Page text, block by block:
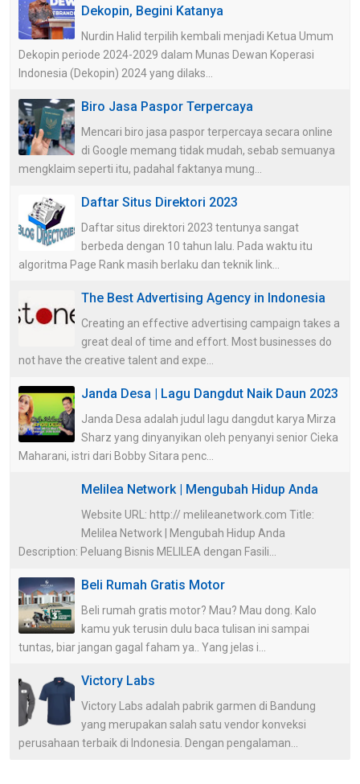
Dekopin, Begini Katanya
Nurdin Halid terpilih kembali menjadi Ketua Umum
Dekopin periode 2024-2029 dalam Munas Dewan Koperasi
Indonesia (Dekopin) 2024 yang dilaks...
Biro Jasa Paspor Terpercaya
Mencari biro jasa paspor terpercaya secara online
di Google memang tidak mudah, sebab semuanya
mengklaim seperti itu, padahal faktanya mung...
Daftar Situs Direktori 2023
Daftar situs direktori 2023 tentunya sangat
berbeda dengan 10 tahun lalu. Pada waktu itu
algoritma Page Rank masih berlaku dan teknik link...
The Best Advertising Agency in Indonesia
Creating an effective advertising campaign takes a
great deal of time and effort. Most businesses do
not have the creative talent and expe...
Janda Desa | Lagu Dangdut Naik Daun 2023
Janda Desa adalah judul lagu dangdut karya Mirza
Sharz yang dinyanyikan oleh penyanyi senior Cieka
Maharani, istri dari Bobby Sitara penc...
Melilea Network | Mengubah Hidup Anda
Website URL: http:// melileanetwork.com Title:
Melilea Network | Mengubah Hidup Anda
Description: Peluang Bisnis MELILEA dengan Fasili...
Beli Rumah Gratis Motor
Beli rumah gratis motor? Mau? Mau dong. Kalo
kamu yuk terusin dulu baca tulisan ini sampai
tuntas, biar jangan gagal faham ya.. Yang jelas i...
Victory Labs
Victory Labs adalah pabrik garmen di Bandung
yang merupakan salah satu vendor konveksi
perusahaan terbaik di Indonesia. Dengan pengalaman...